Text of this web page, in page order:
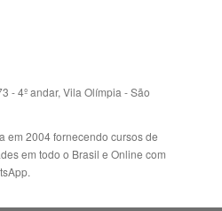
- 4º andar, Vila Olímpia - São
em 2004 fornecendo cursos de
em todo o Brasil e Online com